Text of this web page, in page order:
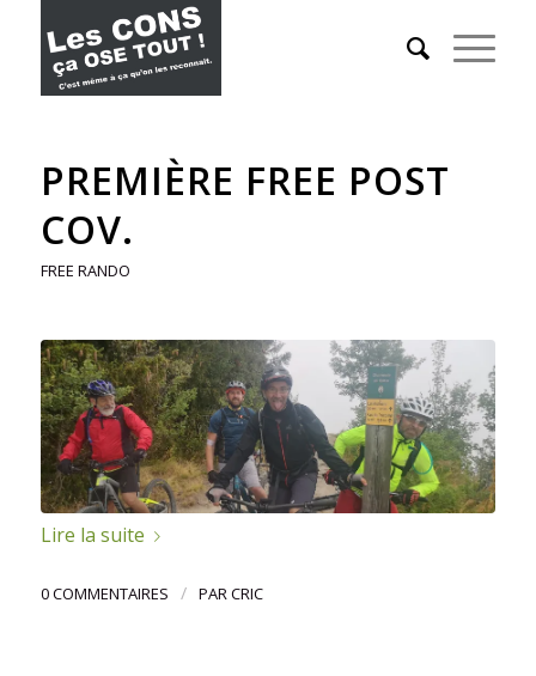
PREMIÈRE FREE POST
COV.
FREE RANDO
Lire la suite
0 COMMENTAIRES / PARCRIC